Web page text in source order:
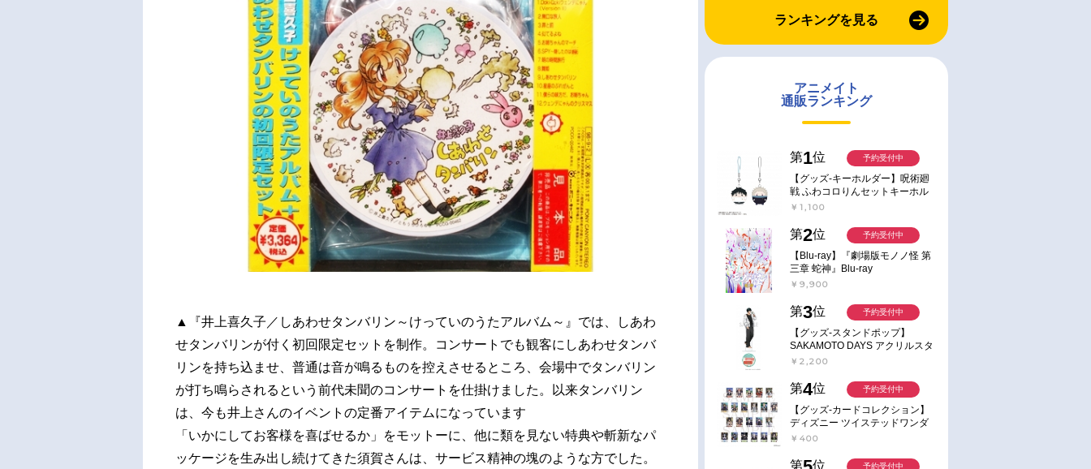
▲『井上喜久子／しあわせタンバリン～けっていのうたアルバム～』では、しあわ
せタンバリンが付く初回限定セットを制作。コンサートでも観客にしあわせタンバ
リンを持ち込ませ、普通は音が鳴るものを控えさせるところ、会場中でタンバリン
が打ち鳴らされるという前代未聞のコンサートを仕掛けました。以来タンバリン
は、今も井上さんのイベントの定番アイテムになっています
「いかにしてお客様を喜ばせるか」をモットーに、他に類を見ない特典や斬新なパ
ッケージを生み出し続けてきた須賀さんは、サービス精神の塊のような方でした。
ランキングを見る
アニメイト
通販ランキング
第1位
【グッズ-キーホルダー】呪術廻
戦 ふわコロりんセットキーホル
ダー【アニメイト特典付】
￥1,100
予約受付中
第2位
【Blu-ray】『劇場版モノノ怪 第
三章 蛇神』Blu-ray
￥9,900
予約受付中
第3位
【グッズ-スタンドポップ】
SAKAMOTO DAYS アクリルスタ
ンド～Sunny Afternoon～ 4.南雲
￥2,200
予約受付中
第4位
【グッズ-カードコレクション】
ディズニー ツイステッドワンダ
ーランド ランダムカードコレク
￥400
予約受付中
第 位 予約受付中